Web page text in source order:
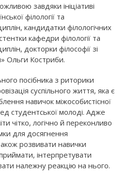
завдяки ініціативі
філології та
кандидатки філологічних
кафедри філології та
докторки філософії зі
Ольги Костриби.
посібника з риторики
суспільного життя, яка є
навичок міжособистісної
студентської молоді. Адже
чітко, логічно й переконливо
для досягнення
розвивати навички
інтерпретувати
належну реакцію на нього.